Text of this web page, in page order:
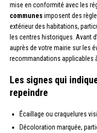
mise en conformité avec les
communes imposent des
extérieur des habitations,
les centres historiques. Avant
auprès de votre mairie sur les
recommandations applicables
Les signes qui
repeindre
Écaillage ou craquelures
Décoloration marquée,